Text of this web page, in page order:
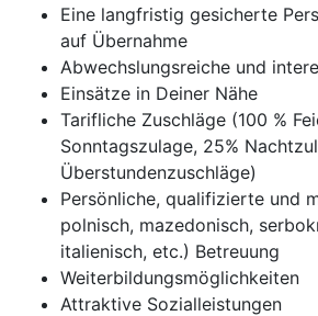
Eine langfristig gesicherte
auf Übernahme
Abwechslungsreiche und
Einsätze in Deiner Nähe
Tarifliche Zuschläge (100 %
Sonntagszulage, 25%
Überstundenzuschläge)
Persönliche, qualifizierte und
polnisch, mazedonisch,
italienisch, etc.) Betreuung
Weiterbildungsmöglichkeiten
Attraktive Sozialleistungen